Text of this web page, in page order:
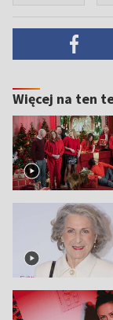
Więcej na ten